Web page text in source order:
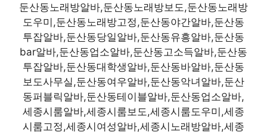
둔산동노래방알바,둔산동노래방보도,둔산동노래방
도우미,둔산동노래방고정,둔산동야간알바,둔산동
투잡알바,둔산동당일알바,둔산동유흥알바,둔산동
bar알바,둔산동업소알바,둔산동고소득알바,둔산동
투잡알바,둔산동대학생알바,둔산동바알바,둔산동
보도사무실,둔산동여우알바,둔산동악녀알바,둔산
동퍼블릭알바,둔산동테이블알바,둔산동업소알바,
세종시룸알바,세종시룸보도,세종시룸도우미,세종
시룸고정,세종시여성알바,세종시노래방알바,세종